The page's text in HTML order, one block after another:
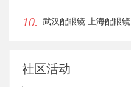
10. 武汉配眼镜 上海配眼镜
社区活动